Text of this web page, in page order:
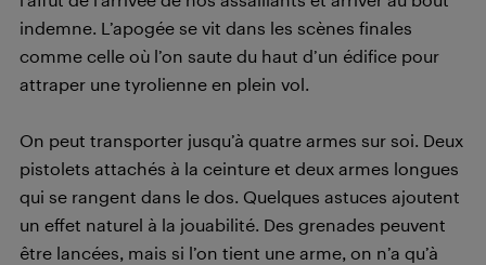
indemne. L’apogée se vit dans les scènes finales
comme celle où l’on saute du haut d’un édifice pour
attraper une tyrolienne en plein vol.
On peut transporter jusqu’à quatre armes sur soi. Deux
pistolets attachés à la ceinture et deux armes longues
qui se rangent dans le dos. Quelques astuces ajoutent
un effet naturel à la jouabilité. Des grenades peuvent
être lancées, mais si l’on tient une arme, on n’a qu’à